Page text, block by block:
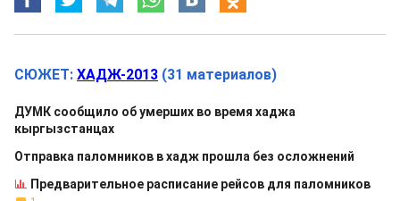
СЮЖЕТ: ХАДЖ-2013 (31 материалов)
ДУМК сообщило об умерших во время хаджа
кыргызстанцах
Отправка паломников в хадж прошла без осложнений
Предварительное расписание рейсов для паломников